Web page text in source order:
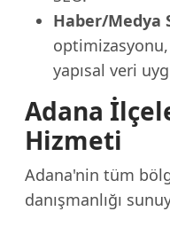
Haber/Medya
optimizasyonu,
yapısal veri
Adana
Hizmeti
Adana'nin tüm
danışmanlığı